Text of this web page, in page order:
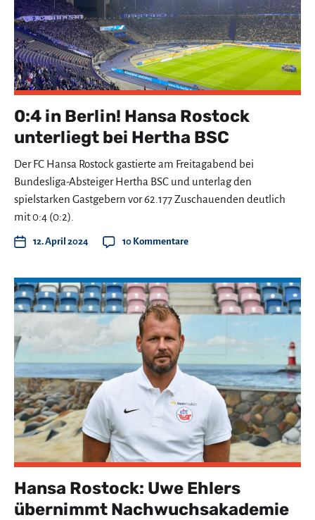
0:4 in Berlin! Hansa Rostock
unterliegt bei Hertha BSC
Der FC Hansa Rostock gastierte am Freitagabend bei
Bundesliga-Absteiger Hertha BSC und unterlag den
spielstarken Gastgebern vor 62.177 Zuschauenden deutlich
mit 0:4 (0:2).
12. April 2024 10 Kommentare
Hansa Rostock: Uwe Ehlers
übernimmt Nachwuchsakademie